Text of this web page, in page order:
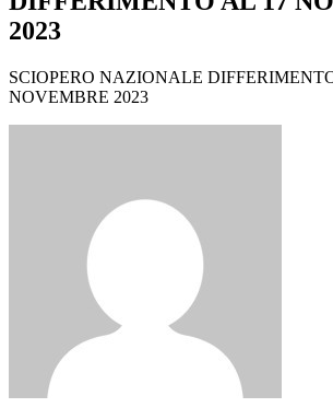
2023
SCIOPERO NAZIONALE
NOVEMBRE 2023